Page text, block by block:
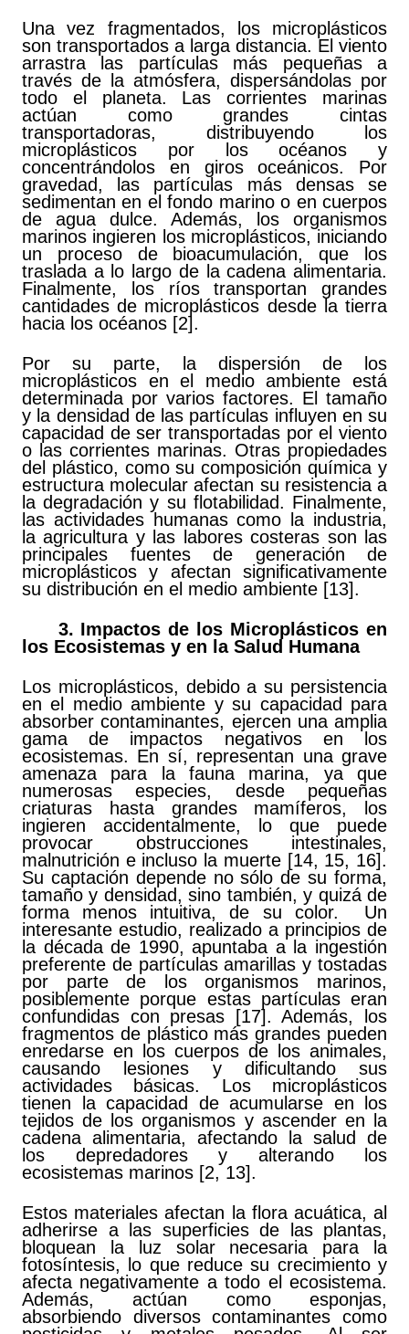
Una vez fragmentados, los microplásticos
son transportados a larga distancia. El viento
arrastra las partículas más pequeñas a
través de la atmósfera, dispersándolas por
todo el planeta. Las corrientes marinas
actúan como grandes cintas
transportadoras, distribuyendo los
microplásticos por los océanos y
concentrándolos en giros oceánicos. Por
gravedad, las partículas más densas se
sedimentan en el fondo marino o en cuerpos
de agua dulce. Además, los organismos
marinos ingieren los microplásticos, iniciando
un proceso de bioacumulación, que los
traslada a lo largo de la cadena alimentaria.
Finalmente, los ríos transportan grandes
cantidades de microplásticos desde la tierra
hacia los océanos [2].
Por su parte, la dispersión de los
microplásticos en el medio ambiente está
determinada por varios factores. El tamaño
y la densidad de las partículas influyen en su
capacidad de ser transportadas por el viento
o las corrientes marinas. Otras propiedades
del plástico, como su composición química y
estructura molecular afectan su resistencia a
la degradación y su flotabilidad. Finalmente,
las actividades humanas como la industria,
la agricultura y las labores costeras son las
principales fuentes de generación de
microplásticos y afectan significativamente
su distribución en el medio ambiente [13].
3. Impactos de los Microplásticos en
los Ecosistemas y en la Salud Humana
Los microplásticos, debido a su persistencia
en el medio ambiente y su capacidad para
absorber contaminantes, ejercen una amplia
gama de impactos negativos en los
ecosistemas. En sí, representan una grave
amenaza para la fauna marina, ya que
numerosas especies, desde pequeñas
criaturas hasta grandes mamíferos, los
ingieren accidentalmente, lo que puede
provocar obstrucciones intestinales,
malnutrición e incluso la muerte [14, 15, 16].
Su captación depende no sólo de su forma,
tamaño y densidad, sino también, y quizá de
forma menos intuitiva, de su color. Un
interesante estudio, realizado a principios de
la década de 1990, apuntaba a la ingestión
preferente de partículas amarillas y tostadas
por parte de los organismos marinos,
posiblemente porque estas partículas eran
confundidas con presas [17]. Además, los
fragmentos de plástico más grandes pueden
enredarse en los cuerpos de los animales,
causando lesiones y dificultando sus
actividades básicas. Los microplásticos
tienen la capacidad de acumularse en los
tejidos de los organismos y ascender en la
cadena alimentaria, afectando la salud de
los depredadores y alterando los
ecosistemas marinos [2, 13].
Estos materiales afectan la flora acuática, al
adherirse a las superficies de las plantas,
bloquean la luz solar necesaria para la
fotosíntesis, lo que reduce su crecimiento y
afecta negativamente a todo el ecosistema.
Además, actúan como esponjas,
absorbiendo diversos contaminantes como